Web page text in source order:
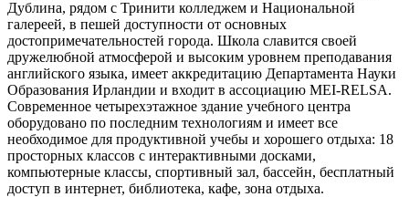
Дублина, рядом с Тринити колледжем и Национальной
галереей, в пешей доступности от основных
достопримечательностей города. Школа славится своей
дружелюбной атмосферой и высоким уровнем преподавания
английского языка, имеет аккредитацию Департамента Науки
Образования Ирландии и входит в ассоциацию MEI-RELSA.
Современное четырехэтажное здание учебного центра
оборудовано по последним технологиям и имеет все
необходимое для продуктивной учебы и хорошего отдыха: 18
просторных классов с интерактивными досками,
компьютерные классы, спортивный зал, бассейн, бесплатный
доступ в интернет, библиотека, кафе, зона отдыха.